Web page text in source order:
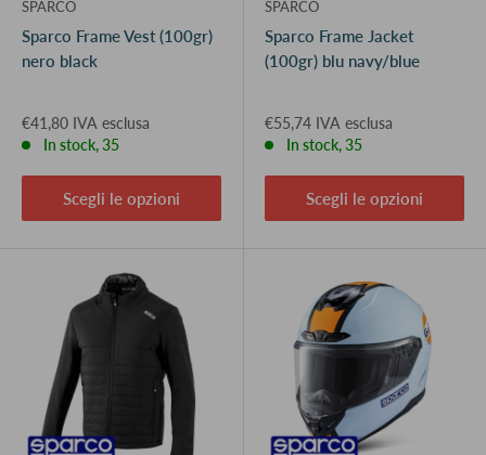
SPARCO
Sparco Frame Vest (100gr)
nero black
€41,80 IVA esclusa
In stock, 35
Scegli le opzioni
SPARCO
Sparco Frame Jacket
(100gr) blu navy/blue
€55,74 IVA esclusa
In stock, 35
Scegli le opzioni